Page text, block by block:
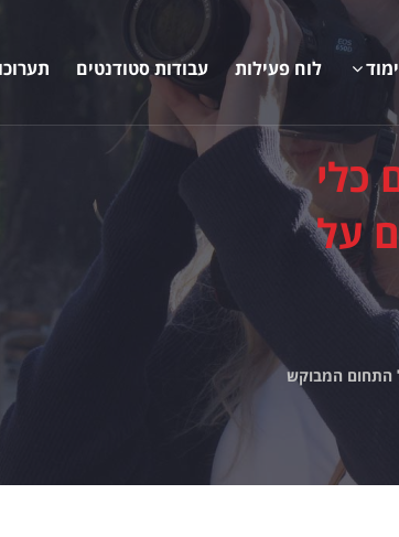
לוח פעילות עבודות סטודנטים
כלי
על
התחום המבוקש